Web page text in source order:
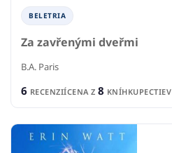
BELETRIA
Za zavřenými dveřmi
B.A. Paris
6 RECENZIÍCENA Z 8 KNÍHKUPECTIEV